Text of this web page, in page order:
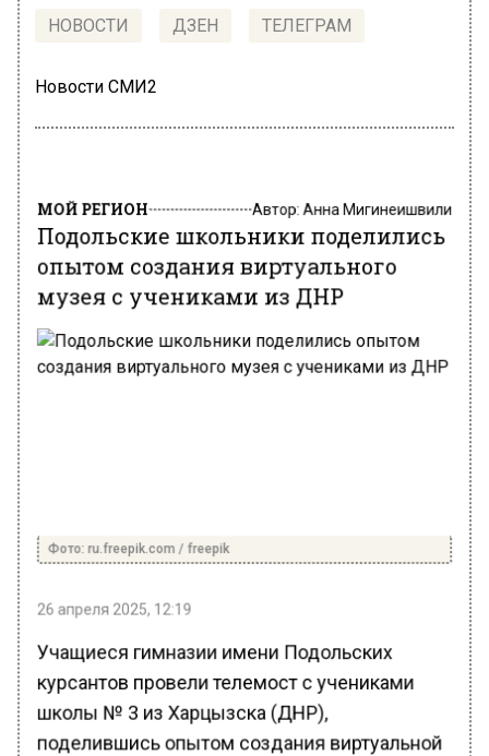
НОВОСТИ ДЗЕН ТЕЛЕГРАМ
Новости СМИ2
МОЙ РЕГИОН Автор: Анна Мигинеишвили
Подольские школьники поделились
опытом создания виртуального
музея с учениками из ДНР
Фото: ru.freepik.com / freepik
26 апреля 2025, 12:19
Учащиеся гимназии имени Подольских
курсантов провели телемост с учениками
школы № 3 из Харцызска (ДНР),
поделившись опытом создания виртуальной